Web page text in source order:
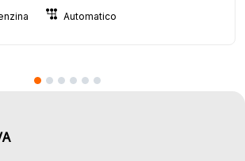
Automatico